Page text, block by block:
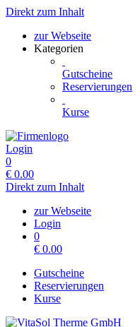
Direkt zum Inhalt
zur Webseite
Kategorien
Gutscheine
Reservierungen
Kurse
Login
0
€ 0.00
Direkt zum Inhalt
zur Webseite
Login
0
€ 0.00
Gutscheine
Reservierungen
Kurse